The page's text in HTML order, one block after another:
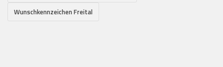
Wunschkennzeichen Freital